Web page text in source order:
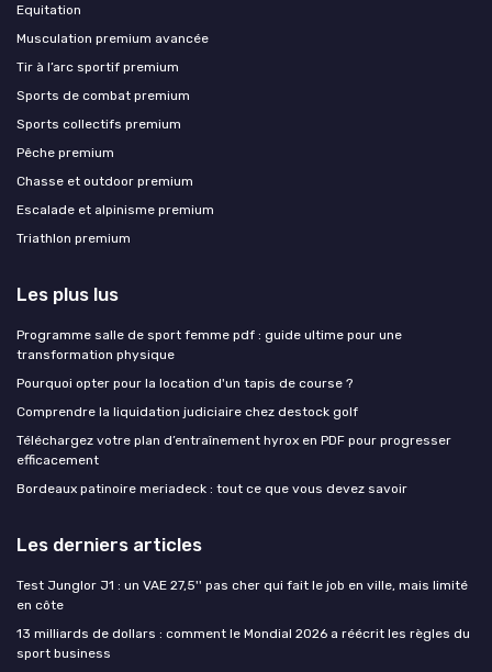
Equitation
Musculation premium avancée
Tir à l’arc sportif premium
Sports de combat premium
Sports collectifs premium
Pêche premium
Chasse et outdoor premium
Escalade et alpinisme premium
Triathlon premium
Les plus lus
Programme salle de sport femme pdf : guide ultime pour une
transformation physique
Pourquoi opter pour la location d'un tapis de course ?
Comprendre la liquidation judiciaire chez destock golf
Téléchargez votre plan d’entraînement hyrox en PDF pour progresser
efficacement
Bordeaux patinoire meriadeck : tout ce que vous devez savoir
Les derniers articles
Test Junglor J1 : un VAE 27,5'' pas cher qui fait le job en ville, mais limité
en côte
13 milliards de dollars : comment le Mondial 2026 a réécrit les règles du
sport business